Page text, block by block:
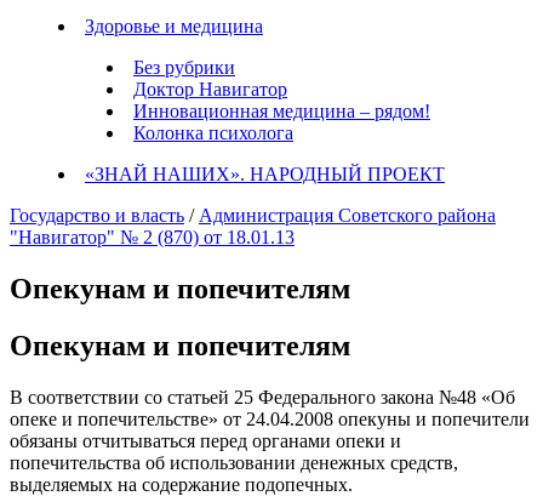
Здоровье и медицина
Без рубрики
Доктор Навигатор
Инновационная медицина – рядом!
Колонка психолога
«ЗНАЙ НАШИХ». НАРОДНЫЙ ПРОЕКТ
Государство и власть / Администрация Советского района
"Навигатор" № 2 (870) от 18.01.13
Опекунам и попечителям
Опекунам и попечителям
В соответствии со статьей 25 Федерального закона №48 «Об
опеке и попечительстве» от 24.04.2008 опекуны и попечители
обязаны отчитываться перед органами опеки и
попечительства об использовании денежных средств,
выделяемых на содержание подопечных.